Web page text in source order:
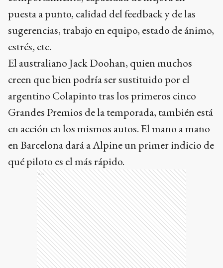
puesta a punto, calidad del feedback y de las
sugerencias, trabajo en equipo, estado de ánimo,
estrés, etc.
El australiano Jack Doohan, quien muchos
creen que bien podría ser sustituido por el
argentino Colapinto tras los primeros cinco
Grandes Premios de la temporada, también está
en acción en los mismos autos. El mano a mano
en Barcelona dará a Alpine un primer indicio de
qué piloto es el más rápido.
Ads